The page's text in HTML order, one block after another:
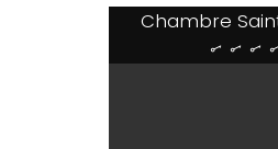
Chambre